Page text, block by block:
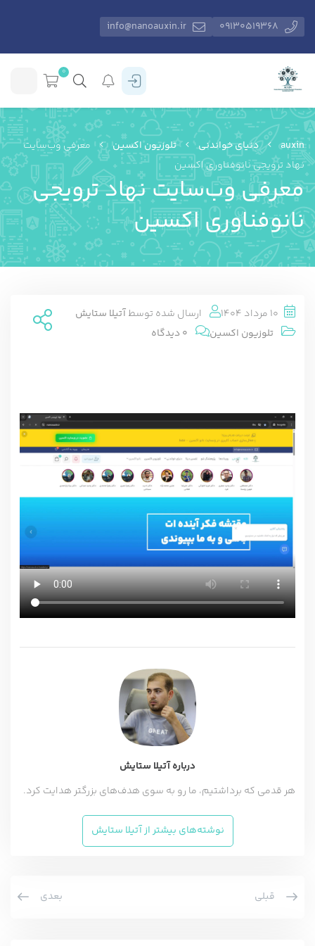
0
auxin دنیای خواندنی تلوزیون اکسین
معرفی وب‌سایت
نهاد ترویجی نانوفناوری اکسین
معرفی وب‌سایت نهاد ترویجی
نانوفناوری اکسین
10 مرداد 1404 ارسال شده توسطآتیلا ستایش
تلوزیون اکسین
0 دیدگاه
درباره آتیلا ستایش
هر قدمی که برداشتیم، ما رو به سوی هدف‌های بزرگتر هدایت کرد.
نوشته‌های بیشتر از آتیلا ستایش
قبلی بعدی